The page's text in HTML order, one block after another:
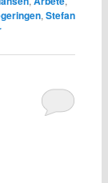
, Stefan